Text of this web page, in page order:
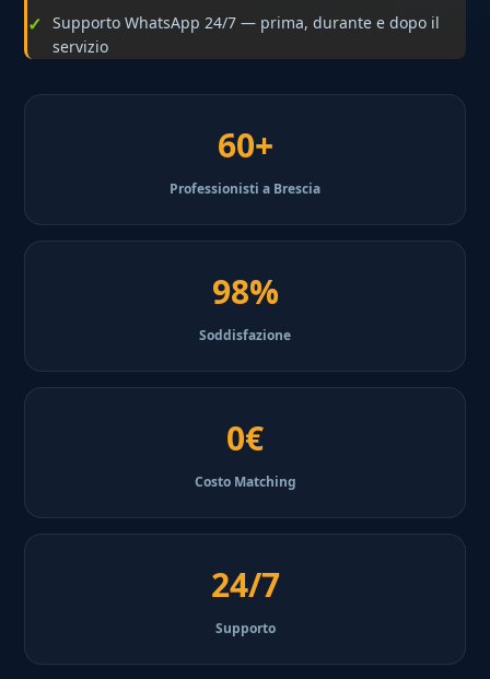
Supporto WhatsApp 24/7 — prima, durante e dopo il
servizio
60+
Professionisti a Brescia
98%
Soddisfazione
0€
Costo Matching
24/7
Supporto